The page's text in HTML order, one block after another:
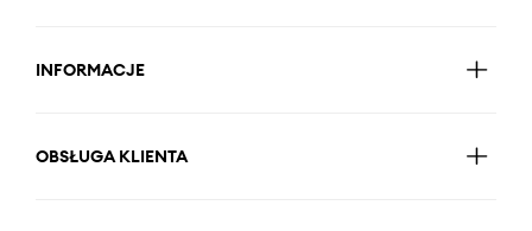
INFORMACJE
OBSŁUGA KLIENTA